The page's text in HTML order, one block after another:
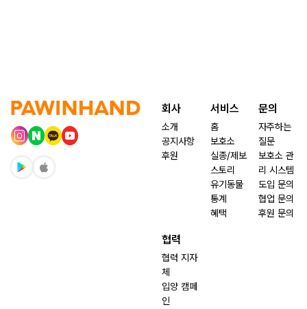
회사
소개
공지사항
후원
서비스
홈
보호소
실종/제보
스토리
유기동물
통계
혜택
문의
자주하는
질문
보호소 관
리 시스템
도입 문의
협업 문의
후원 문의
협력
협력 지자
체
입양 캠페
인